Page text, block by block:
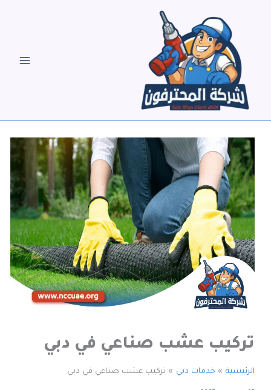
تركيب عشب صناعي في دبي
الرئيسية خدمات دبي تركيب عشب صناعي في دبي